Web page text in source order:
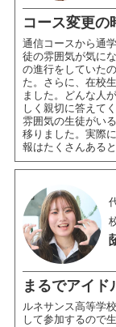
コース変更の
通信コースから通
徒の雰囲気が気に
の進行をしていた
た。さらに、在校
ました。どんな人
しく親切に答えて
雰囲気の生徒がい
移りました。実際
報はたくさんあると
まるでアイド
ルネサンス高等学
して参加するので